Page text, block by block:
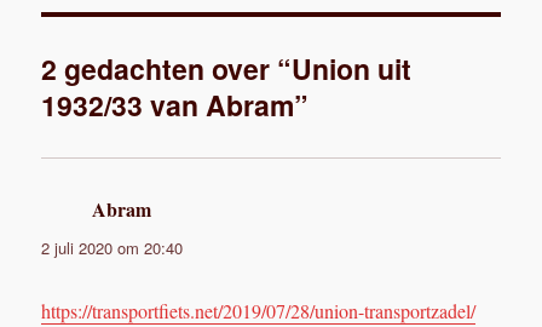
2 gedachten over “Union uit
1932/33 van Abram”
Abram
2 juli 2020 om 20:40
https://transportfiets.net/2019/07/28/union-transportzadel/